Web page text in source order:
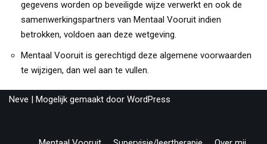
gegevens worden op beveiligde wijze verwerkt en ook de
samenwerkingspartners van Mentaal Vooruit indien
betrokken, voldoen aan deze wetgeving.
Mentaal Vooruit is gerechtigd deze algemene voorwaarden
te wijzigen, dan wel aan te vullen.
Neve | Mogelijk gemaakt door WordPress